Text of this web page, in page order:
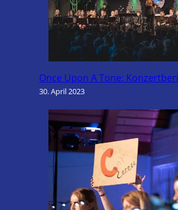
Once Upon A Tone:
30. April 2023